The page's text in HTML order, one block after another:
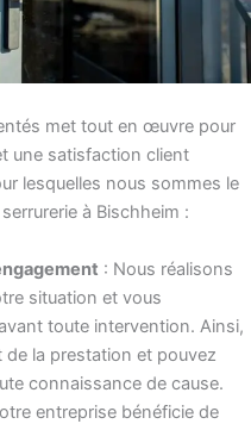
met tout en œuvre pour
une satisfaction client
lesquelles nous sommes le
à Bischheim :
: Nous réalisons
situation et vous
toute intervention. Ainsi,
la prestation et pouvez
connaissance de cause.
entreprise bénéficie de